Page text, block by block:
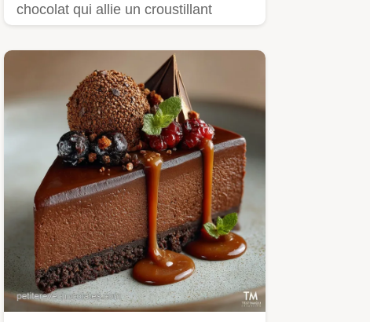
chocolat qui allie un croustillant